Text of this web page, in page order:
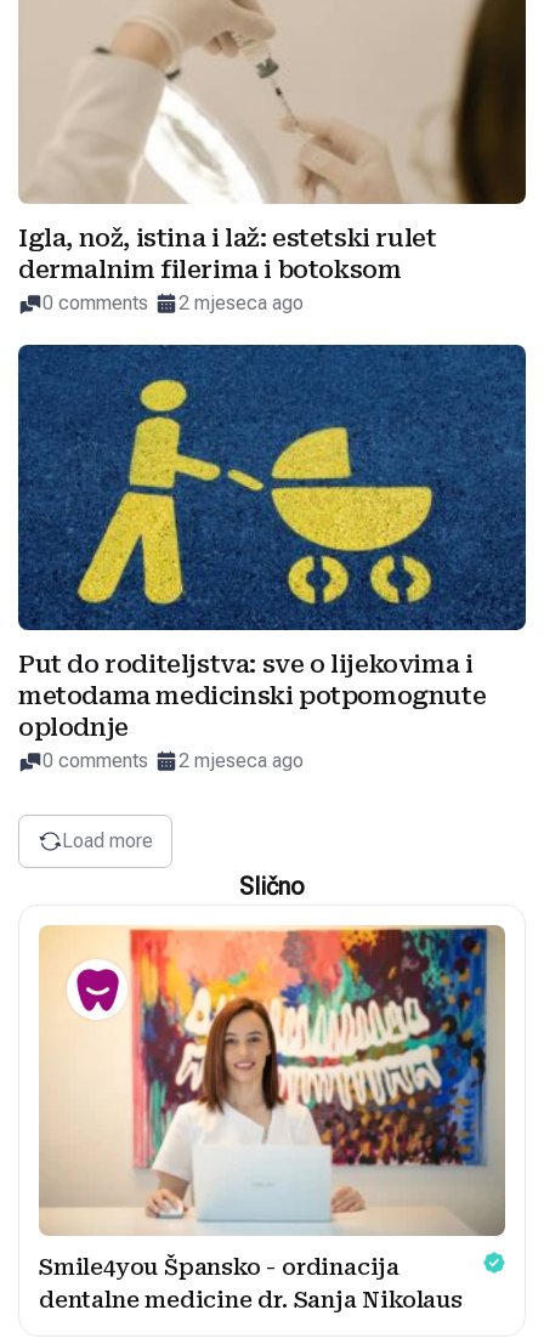
Igla, nož, istina i laž: estetski rulet
dermalnim filerima i botoksom
0 comments 2 mjeseca ago
Put do roditeljstva: sve o lijekovima i
metodama medicinski potpomognute
oplodnje
0 comments 2 mjeseca ago
Load more
Slično
Smile4you Špansko - ordinacija
dentalne medicine dr. Sanja Nikolaus